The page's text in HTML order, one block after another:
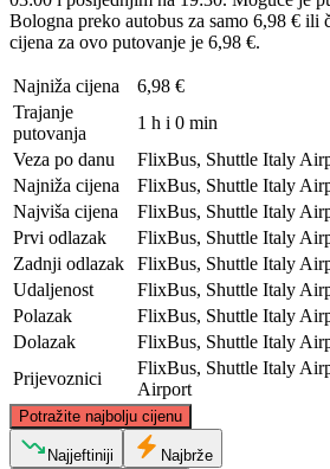
Bologna preko autobus za samo 6,98 € ili
cijena za ovo putovanje je 6,98 €.
Najniža cijena
6,98 €
Trajanje
putovanja
1 h i 0 min
Veza po danu
FlixBus, Shuttle Italy
Najniža cijena
FlixBus, Shuttle Italy
Najviša cijena
FlixBus, Shuttle Italy
Prvi odlazak
FlixBus, Shuttle Italy
Zadnji odlazak
FlixBus, Shuttle Italy
Udaljenost
FlixBus, Shuttle Italy
Polazak
FlixBus, Shuttle Italy
Dolazak
FlixBus, Shuttle Italy
Prijevoznici
FlixBus, Shuttle Italy
Airport
Potražite najbolju cijenu
Bologna
Najjeftiniji Najbrže